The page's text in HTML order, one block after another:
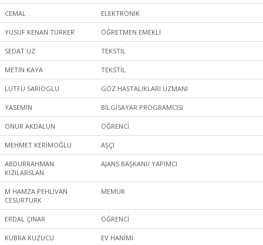
CEMAL ELEKTRONİK
YUSUF KENAN TÜRKER ÖĞRETMEN EMEKLİ
SEDAT UZ TEKSTİL
METİN KAYA TEKSTİL
LÜTFÜ SARİOGLU GÖZ HASTALIKLARI UZMANI
YASEMİN BİLGİSAYAR PROGRAMCISI
ONUR AKDALUN ÖĞRENCİ
MEHMET KERİMOĞLU AŞÇI
ABDURRAHMAN
KIZILARSLAN
AJANS BAŞKANI/ YAPIMCI
M HAMZA PEHLİVAN
CESURTURK
MEMUR
ERDAL ÇINAR ÖĞRENCİ
KUBRA KUZUCU EV HANİMİ